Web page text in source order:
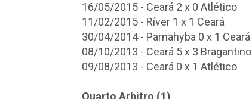
16/05/2015 - Ceará 2 x 0 Atlético
11/02/2015 - Ríver 1 x 1 Ceará
30/04/2014 - Parnahyba 0 x 1 Ceará
08/10/2013 - Ceará 5 x 3 Bragantino
09/08/2013 - Ceará 0 x 1 Atlético
Quarto Arbitro (1)